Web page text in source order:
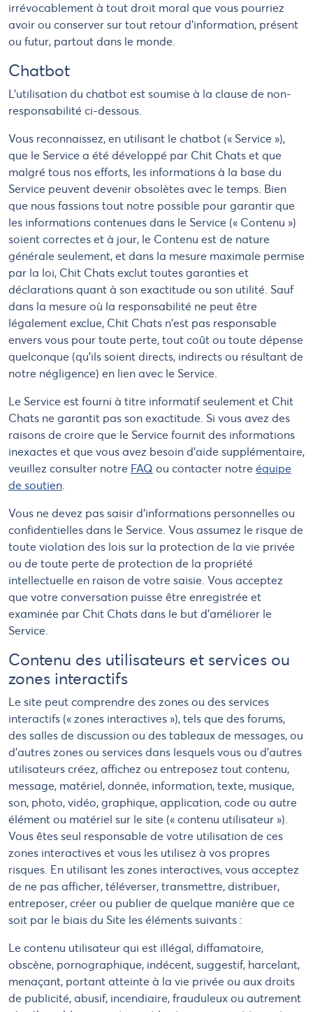
irrévocablement à tout droit moral que vous pourriez
avoir ou conserver sur tout retour d'information, présent
ou futur, partout dans le monde.
Chatbot
L'utilisation du chatbot est soumise à la clause de non-
responsabilité ci-dessous.
Vous reconnaissez, en utilisant le chatbot (« Service »),
que le Service a été développé par Chit Chats et que
malgré tous nos efforts, les informations à la base du
Service peuvent devenir obsolètes avec le temps. Bien
que nous fassions tout notre possible pour garantir que
les informations contenues dans le Service (« Contenu »)
soient correctes et à jour, le Contenu est de nature
générale seulement, et dans la mesure maximale permise
par la loi, Chit Chats exclut toutes garanties et
déclarations quant à son exactitude ou son utilité. Sauf
dans la mesure où la responsabilité ne peut être
légalement exclue, Chit Chats n'est pas responsable
envers vous pour toute perte, tout coût ou toute dépense
quelconque (qu'ils soient directs, indirects ou résultant de
notre négligence) en lien avec le Service.
Le Service est fourni à titre informatif seulement et Chit
Chats ne garantit pas son exactitude. Si vous avez des
raisons de croire que le Service fournit des informations
inexactes et que vous avez besoin d'aide supplémentaire,
veuillez consulter notre FAQ ou contacter notre équipe
de soutien.
Vous ne devez pas saisir d'informations personnelles ou
confidentielles dans le Service. Vous assumez le risque de
toute violation des lois sur la protection de la vie privée
ou de toute perte de protection de la propriété
intellectuelle en raison de votre saisie. Vous acceptez
que votre conversation puisse être enregistrée et
examinée par Chit Chats dans le but d'améliorer le
Service.
Contenu des utilisateurs et services ou
zones interactifs
Le site peut comprendre des zones ou des services
interactifs (« zones interactives »), tels que des forums,
des salles de discussion ou des tableaux de messages, ou
d'autres zones ou services dans lesquels vous ou d'autres
utilisateurs créez, affichez ou entreposez tout contenu,
message, matériel, donnée, information, texte, musique,
son, photo, vidéo, graphique, application, code ou autre
élément ou matériel sur le site (« contenu utilisateur »).
Vous êtes seul responsable de votre utilisation de ces
zones interactives et vous les utilisez à vos propres
risques. En utilisant les zones interactives, vous acceptez
de ne pas afficher, téléverser, transmettre, distribuer,
entreposer, créer ou publier de quelque manière que ce
soit par le biais du Site les éléments suivants :
Le contenu utilisateur qui est illégal, diffamatoire,
obscène, pornographique, indécent, suggestif, harcelant,
menaçant, portant atteinte à la vie privée ou aux droits
de publicité, abusif, incendiaire, frauduleux ou autrement